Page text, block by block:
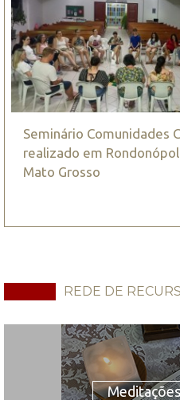
Seminário Comunidades
realizado em
Mato Grosso
REDE DE